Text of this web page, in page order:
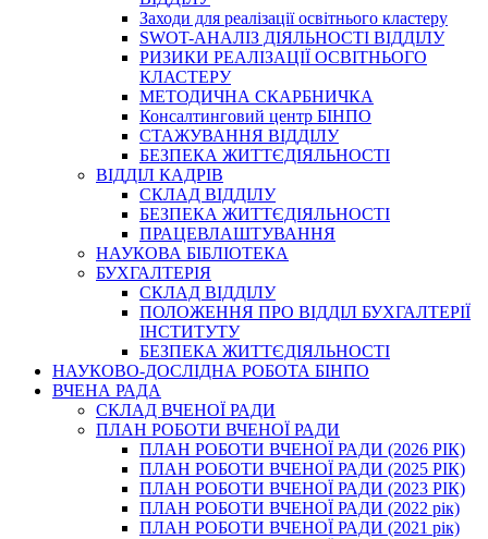
Заходи для реалізації освітнього кластеру
SWOT-АНАЛІЗ ДІЯЛЬНОСТІ ВІДДІЛУ
РИЗИКИ РЕАЛІЗАЦІЇ ОСВІТНЬОГО
КЛАСТЕРУ
МЕТОДИЧНА СКАРБНИЧКА
Консалтинговий центр БІНПО
СТАЖУВАННЯ ВІДДІЛУ
БЕЗПЕКА ЖИТТЄДІЯЛЬНОСТІ
ВІДДІЛ КАДРІВ
СКЛАД ВІДДІЛУ
БЕЗПЕКА ЖИТТЄДІЯЛЬНОСТІ
ПРАЦЕВЛАШТУВАННЯ
НАУКОВА БІБЛІОТЕКА
БУХГАЛТЕРІЯ
СКЛАД ВІДДІЛУ
ПОЛОЖЕННЯ ПРО ВІДДІЛ БУХГАЛТЕРІЇ
ІНСТИТУТУ
БЕЗПЕКА ЖИТТЄДІЯЛЬНОСТІ
НАУКОВО-ДОСЛІДНА РОБОТА БІНПО
ВЧЕНА РАДА
СКЛАД ВЧЕНОЇ РАДИ
ПЛАН РОБОТИ ВЧЕНОЇ РАДИ
ПЛАН РОБОТИ ВЧЕНОЇ РАДИ (2026 РІК)
ПЛАН РОБОТИ ВЧЕНОЇ РАДИ (2025 РІК)
ПЛАН РОБОТИ ВЧЕНОЇ РАДИ (2023 РІК)
ПЛАН РОБОТИ ВЧЕНОЇ РАДИ (2022 рік)
ПЛАН РОБОТИ ВЧЕНОЇ РАДИ (2021 рік)